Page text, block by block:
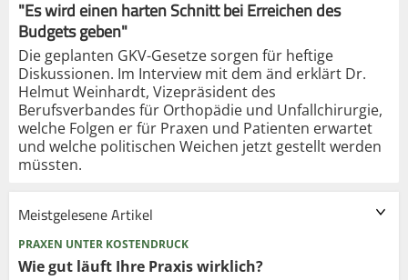
"Es wird einen harten Schnitt bei Erreichen des
Budgets geben"
Die geplanten GKV-Gesetze sorgen für heftige
Diskussionen. Im Interview mit dem änd erklärt Dr.
Helmut Weinhardt, Vizepräsident des
Berufsverbandes für Orthopädie und Unfallchirurgie,
welche Folgen er für Praxen und Patienten erwartet
und welche politischen Weichen jetzt gestellt werden
müssten.
Meistgelesene Artikel
PRAXEN UNTER KOSTENDRUCK
Wie gut läuft Ihre Praxis wirklich?